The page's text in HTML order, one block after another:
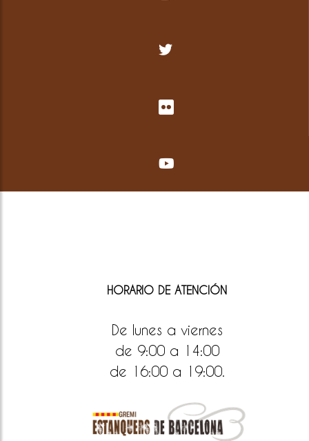
HORARIO DE ATENCIÓN
De lunes a viernes
de 9:00 a 14:00
de 16:00 a 19:00.